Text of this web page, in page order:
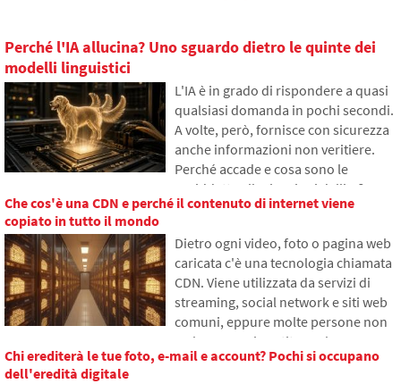
Perché l'IA allucina? Uno sguardo dietro le quinte dei
modelli linguistici
L'IA è in grado di rispondere a quasi
qualsiasi domanda in pochi secondi.
A volte, però, fornisce con sicurezza
anche informazioni non veritiere.
Perché accade e cosa sono le
cosiddette allucinazioni dell'IA?
Nell'articolo spiegheremo come
linguistici, perché a volte generano
risposte false e come i
programmatori cercano di ridurre
gradualmente questo problema.
Che cos'è una CDN e perché il contenuto di internet viene
copiato in tutto il mondo
Dietro ogni video, foto o pagina web
caricata c'è una tecnologia chiamata
CDN. Viene utilizzata da servizi di
streaming, social network e siti web
comuni, eppure molte persone non
ne hanno mai sentito parlare.
Nell'articolo spiegheremo cosa
Chi erediterà le tue foto, e-mail e account? Pochi si occupano
dell'eredità digitale